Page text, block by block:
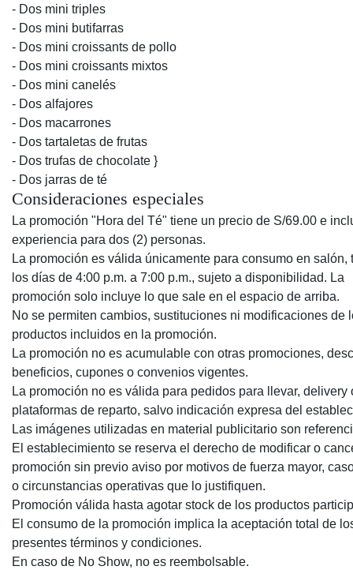
- Dos mini triples
- Dos mini butifarras
- Dos mini croissants de pollo
- Dos mini croissants mixtos
- Dos mini canelés
- Dos alfajores
- Dos macarrones
- Dos tartaletas de frutas
- Dos trufas de chocolate }
- Dos jarras de té
Consideraciones especiales
La promoción "Hora del Té" tiene un precio de S/69.00 e
experiencia para dos (2) personas.
La promoción es válida únicamente para consumo en salón,
los días de 4:00 p.m. a 7:00 p.m., sujeto a disponibilidad. La
promoción solo incluye lo que sale en el espacio de arriba.
No se permiten cambios, sustituciones ni modificaciones de
productos incluidos en la promoción.
La promoción no es acumulable con otras promociones,
beneficios, cupones o convenios vigentes.
La promoción no es válida para pedidos para llevar, delivery
plataformas de reparto, salvo indicación expresa del
Las imágenes utilizadas en material publicitario son
El establecimiento se reserva el derecho de modificar o
promoción sin previo aviso por motivos de fuerza mayor,
o circunstancias operativas que lo justifiquen.
Promoción válida hasta agotar stock de los productos
El consumo de la promoción implica la aceptación total de
presentes términos y condiciones.
En caso de No Show, no es reembolsable.